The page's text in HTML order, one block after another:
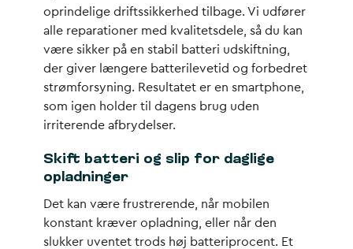
oprindelige driftssikkerhed tilbage. Vi udfører
alle reparationer med kvalitetsdele, så du kan
være sikker på en stabil batteri udskiftning,
der giver længere batterilevetid og forbedret
strømforsyning. Resultatet er en smartphone,
som igen holder til dagens brug uden
irriterende afbrydelser.
Skift batteri og slip for daglige
opladninger
Det kan være frustrerende, når mobilen
konstant kræver opladning, eller når den
slukker uventet trods høj batteriprocent. Et